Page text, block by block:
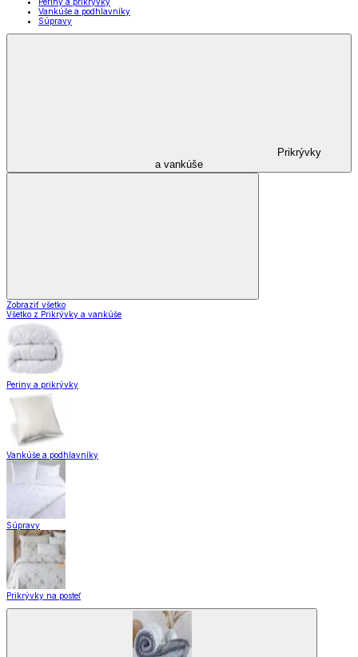
Vankúše a podhlavníky
Súpravy
Prikrývky
a vankúše
Zobraziť všetko
Všetko z Prikrývky a vankúše
Periny a prikrývky
Vankúše a podhlavníky
Súpravy
Prikrývky na posteľ